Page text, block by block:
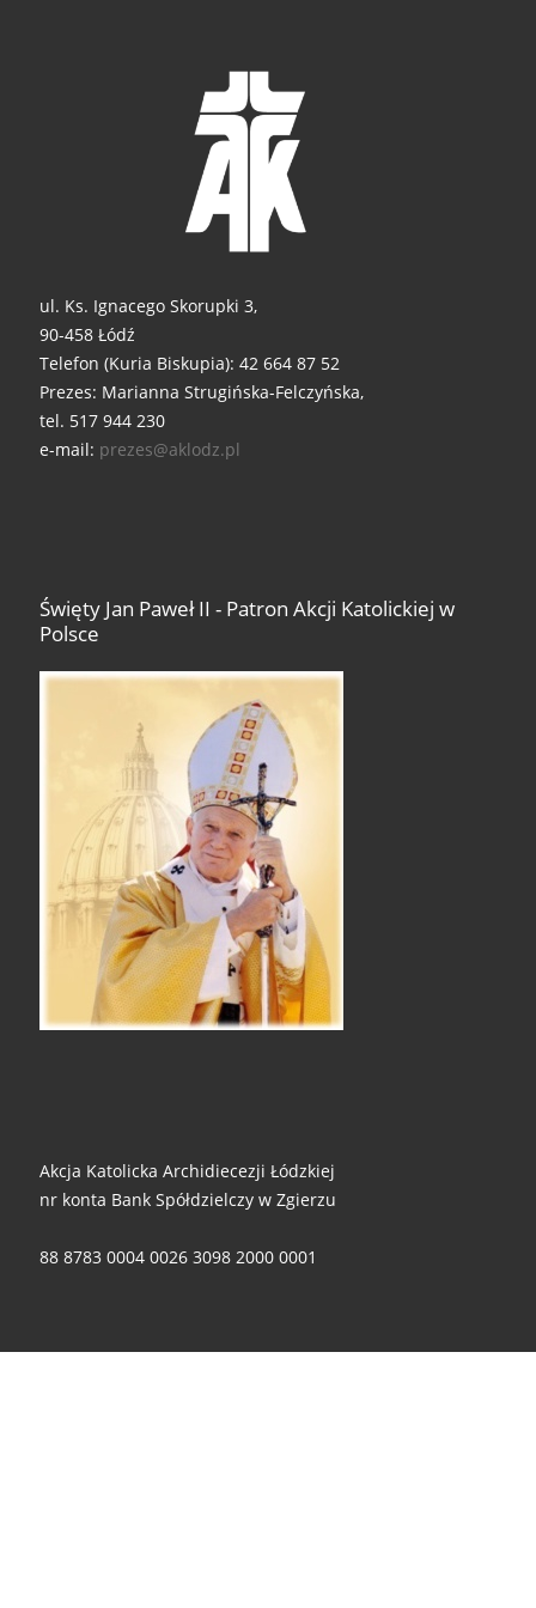
ul. Ks. Ignacego Skorupki 3,
90-458 Łódź
Telefon (Kuria Biskupia): 42 664 87 52
Prezes: Marianna Strugińska-Felczyńska,
tel. 517 944 230
e-mail: prezes@aklodz.pl
Święty Jan Paweł II - Patron Akcji Katolickiej w
Polsce
Akcja Katolicka Archidiecezji Łódzkiej
nr konta Bank Spółdzielczy w Zgierzu
88 8783 0004 0026 3098 2000 0001